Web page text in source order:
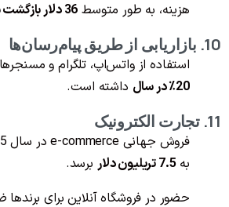
هزینه، به طور متوسط 36 دلار بازگشت سرمایه
10. بازاریابی از طریق پیام‌رسان‌ها
استفاده از واتس‌اپ، تلگرام و مسنجرها
20٪ در سال
داشته است.
11. تجارت الکترونیک
به7.5 تریلیون دلار
برسد.
حضور در فروشگاه آنلاین برای